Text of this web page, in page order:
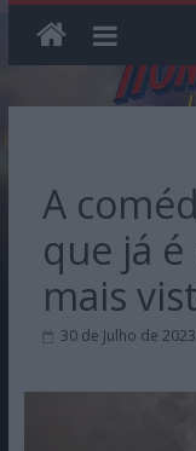
A
que já
mais
30 de Julho de 2023